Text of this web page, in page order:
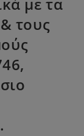
με τα
τους